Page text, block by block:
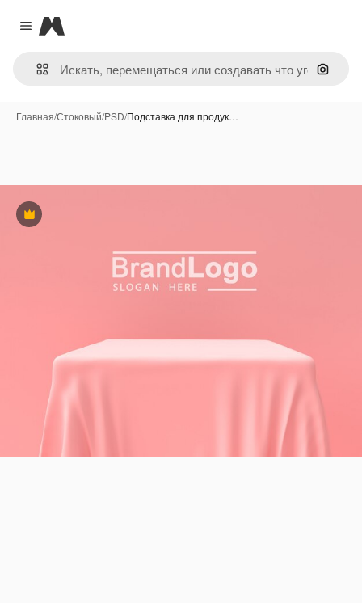
Close menu
Magnific
Поиск
Главная/Стоковый/PSD/Подставка для продук…
Премиум